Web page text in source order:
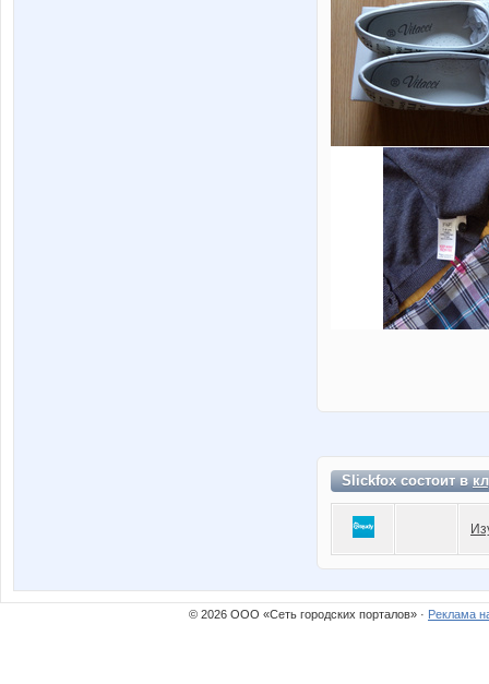
Slickfox состоит в
© 2026 ООО «Сеть городских порталов» · Реклама